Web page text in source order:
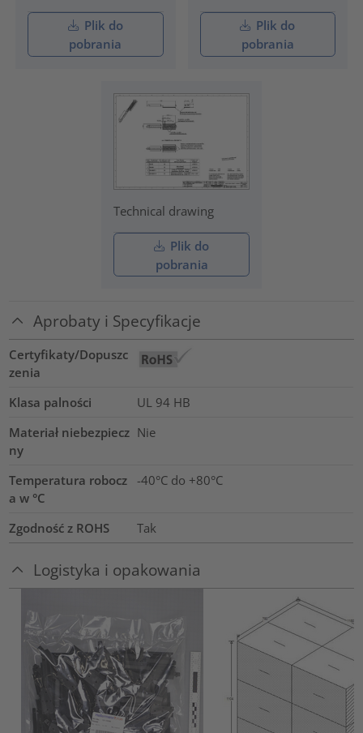
Plik do
pobrania
Plik do
pobrania
Technical drawing
Plik do
pobrania
Aprobaty i Specyfikacje
Certyfikaty/Dopuszc
zenia
Klasa palności
UL 94 HB
Materiał niebezpiecz
ny
Nie
Temperatura robocz
a w °C
-40°C do +80°C
Zgodność z ROHS Tak
Logistyka i opakowania